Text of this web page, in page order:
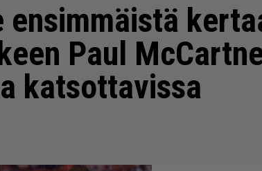
ensimmäistä
Paul
katsottavissa